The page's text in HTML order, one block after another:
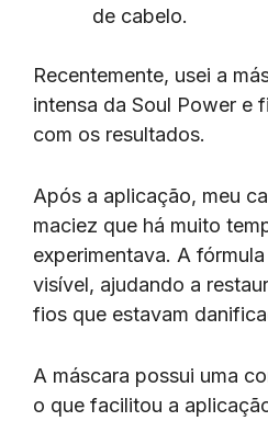
de cabelo.
Recentemente, usei a
intensa da Soul Power e
com os resultados.
Após a aplicação, meu
maciez que há muito
experimentava. A
visível, ajudando a
fios que estavam
A máscara possui uma
o que facilitou a